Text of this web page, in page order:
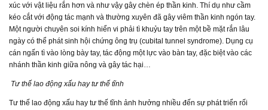
xúc với vật liệu rắn hơn và như vậy gây chèn ép thần kinh. Thí dụ như cầm
kéo cắt với động tác mạnh và thường xuyên đã gây viêm thần kinh ngón tay.
Một người chuyên soi kính hiển vi phải tì khuỷu tay trên một bề mặt rắn lâu
ngày có thể phát sinh hội chứng ông trụ (cubital tunnel syndrome). Dụng cụ
cán ngấn tì vào lòng bày tay, tác động một lực vào bàn tay, đặc biệt vào các
nhánh thần kinh giữa nông và gây tác hại…
Tư thế lao động xấu hay tư thế tĩnh
Tư thế lao động xấu hay tư thế tĩnh ảnh hưởng nhiều đến sự phát triển rối